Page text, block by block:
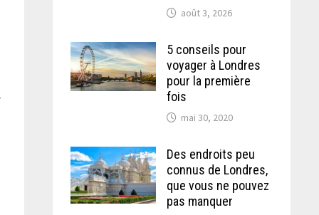
août 3, 2026
5 conseils pour
voyager à Londres
pour la première
fois
mai 30, 2020
Des endroits peu
connus de Londres,
que vous ne pouvez
pas manquer